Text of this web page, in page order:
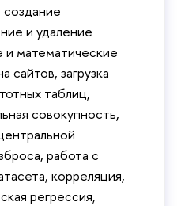
и удаление
и математические
сайтов, загрузка
таблиц,
совокупность,
работа с
корреляция,
регрессия,